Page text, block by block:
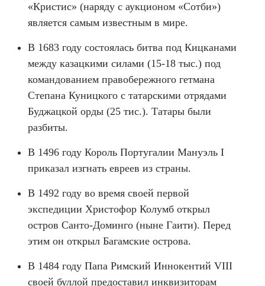
«Кристис» (наряду с аукционом «Сотби»)
является самым известным в мире.
В 1683 году состоялась битва под Кицканами
между казацкими силами (15-18 тыс.) под
командованием правобережного гетмана
Степана Куницкого с татарскими отрядами
Буджацкой орды (25 тис.). Татары были
разбиты.
В 1496 году Король Португалии Мануэль I
приказал изгнать евреев из страны.
В 1492 году во время своей первой
экспедиции Христофор Колумб открыл
остров Санто-Доминго (ныне Гаити). Перед
этим он открыл Багамские острова.
В 1484 году Папа Римский Иннокентий VIII
своей буллой предоставил инквизиторам